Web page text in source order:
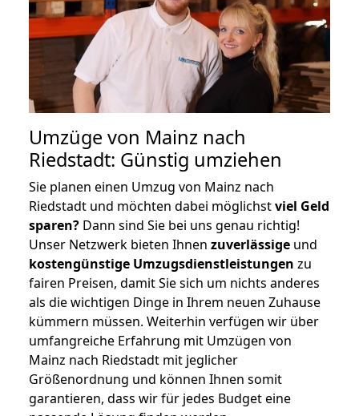
Umzüge von Mainz nach
Riedstadt: Günstig umziehen
Sie planen einen Umzug von Mainz nach
Riedstadt und möchten dabei möglichstviel Geld
sparen? Dann sind Sie bei uns genau richtig!
Unser Netzwerk bieten Ihnen zuverlässige und
kostengünstige Umzugsdienstleistungen zu
fairen Preisen, damit Sie sich um nichts anderes
als die wichtigen Dinge in Ihrem neuen Zuhause
kümmern müssen. Weiterhin verfügen wir über
umfangreiche Erfahrung mit Umzügen von
Mainz nach Riedstadt mit jeglicher
Größenordnung und können Ihnen somit
garantieren, dass wir für jedes Budget eine